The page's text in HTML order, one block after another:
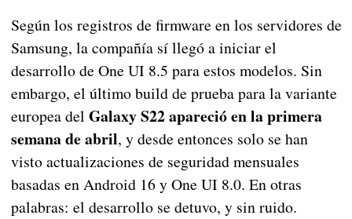
Según los registros de firmware en los servidores de
Samsung, la compañía sí llegó a iniciar el
desarrollo de One UI 8.5 para estos modelos. Sin
embargo, el último build de prueba para la variante
europea del Galaxy S22 apareció en la primera
semana de abril, y desde entonces solo se han
visto actualizaciones de seguridad mensuales
basadas en Android 16 y One UI 8.0. En otras
palabras: el desarrollo se detuvo, y sin ruido.